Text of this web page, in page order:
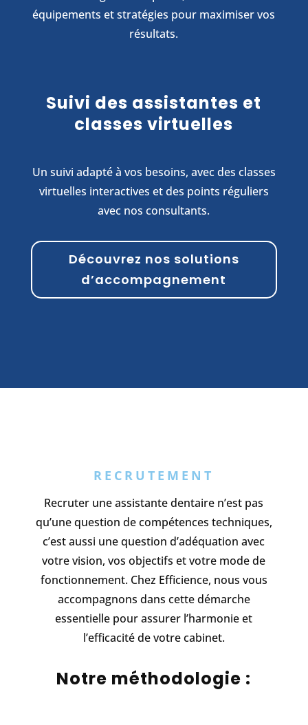
équipements et stratégies pour maximiser vos
résultats.
Suivi des assistantes et
classes virtuelles
Un suivi adapté à vos besoins, avec des classes
virtuelles interactives et des points réguliers
avec nos consultants.
Découvrez nos solutions
d’accompagnement
RECRUTEMENT
Recruter une assistante dentaire n’est pas
qu’une question de compétences techniques,
c’est aussi une question d’adéquation avec
votre vision, vos objectifs et votre mode de
fonctionnement. Chez Efficience, nous vous
accompagnons dans cette démarche
essentielle pour assurer l’harmonie et
l’efficacité de votre cabinet.
Notre méthodologie :